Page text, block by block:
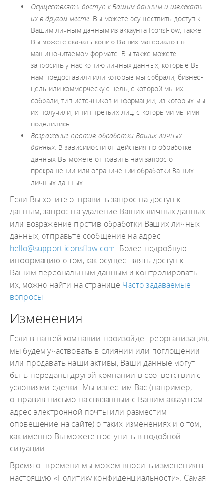
Осуществлять доступ к Вашим данным и извлекать
их в другом месте. Вы можете осуществить доступ к
Вашим личным данным из аккаунта IconsFlow, также
Вы можете скачать копию Ваших материалов в
машиночитаемом формате. Вы также можете
запросить у нас копию личных данных, которые Вы
нам предоставили или которые мы собрали, бизнес-
цель или коммерческую цель, с которой мы их
собрали, тип источников информации, из которых мы
их получили, и тип третьих лиц, с которыми мы ими
поделились.
Возражение против обработки Ваших личных
данных. В зависимости от действия по обработке
данных Вы можете отправить нам запрос о
прекращении или ограничении обработки Ваших
личных данных.
Если Вы хотите отправить запрос на доступ к
данным, запрос на удаление Ваших личных данных
или возражение против обработки Ваших личных
данных, отправьте сообщение на адрес
hello@support.iconsflow.com. Более подробную
информацию о том, как осуществлять доступ к
Вашим персональным данным и контролировать
их, можно найти на странице Часто задаваемые
вопросы.
Изменения
Если в нашей компании произойдет реорганизация,
мы будем участвовать в слиянии или поглощении
или продавать наши активы, Ваши данные могут
быть переданы другой компании в соответствии с
условиями сделки. Мы известим Вас (например,
отправив письмо на связанный с Вашим аккаунтом
адрес электронной почты или разместим
оповешение на сайте) о таких изменениях и о том,
как именно Вы можете поступить в подобной
ситуации.
Время от времени мы можем вносить изменения в
настоящую «Политику конфиденциальности». Самая